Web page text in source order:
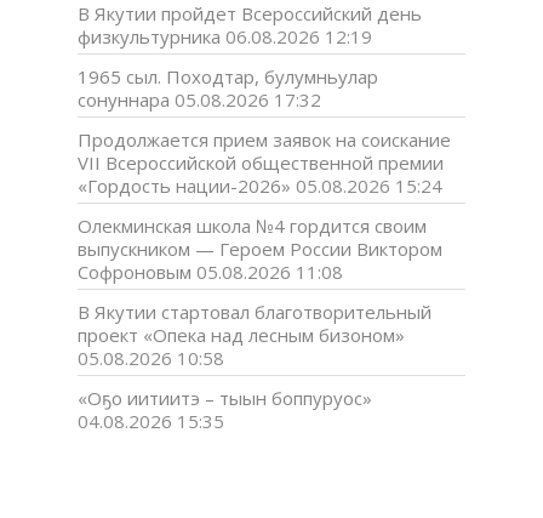
В Якутии пройдет Всероссийский день
физкультурника 06.08.2026 12:19
1965 сыл. Походтар, булумньулар
сонуннара 05.08.2026 17:32
Продолжается прием заявок на соискание
VII Всероссийской общественной премии
«Гордость нации-2026» 05.08.2026 15:24
Олекминская школа №4 гордится своим
выпускником — Героем России Виктором
Софроновым 05.08.2026 11:08
В Якутии стартовал благотворительный
проект «Опека над лесным бизоном»
05.08.2026 10:58
«Оҕо иитиитэ – тыын боппуруос»
04.08.2026 15:35